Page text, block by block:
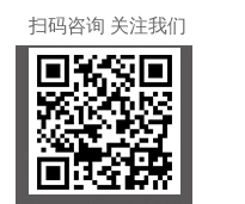
扫码咨询 关注我们